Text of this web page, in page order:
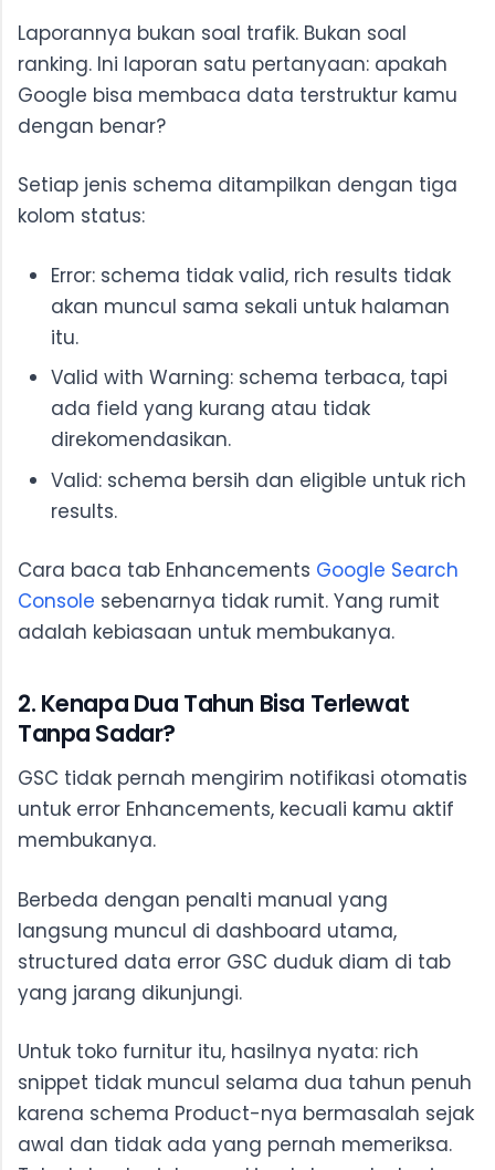
Laporannya bukan soal trafik. Bukan soal
ranking. Ini laporan satu pertanyaan: apakah
Google bisa membaca data terstruktur kamu
dengan benar?
Setiap jenis schema ditampilkan dengan tiga
kolom status:
Error: schema tidak valid, rich results tidak
akan muncul sama sekali untuk halaman
itu.
Valid with Warning: schema terbaca, tapi
ada field yang kurang atau tidak
direkomendasikan.
Valid: schema bersih dan eligible untuk rich
results.
Cara baca tab Enhancements Google Search
Console sebenarnya tidak rumit. Yang rumit
adalah kebiasaan untuk membukanya.
2. Kenapa Dua Tahun Bisa Terlewat
Tanpa Sadar?
GSC tidak pernah mengirim notifikasi otomatis
untuk error Enhancements, kecuali kamu aktif
membukanya.
Berbeda dengan penalti manual yang
langsung muncul di dashboard utama,
structured data error GSC duduk diam di tab
yang jarang dikunjungi.
Untuk toko furnitur itu, hasilnya nyata: rich
snippet tidak muncul selama dua tahun penuh
karena schema Product-nya bermasalah sejak
awal dan tidak ada yang pernah memeriksa.